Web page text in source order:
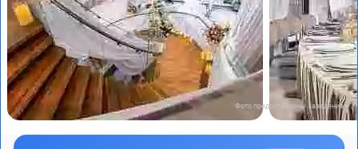
Фото предоставлены заведением